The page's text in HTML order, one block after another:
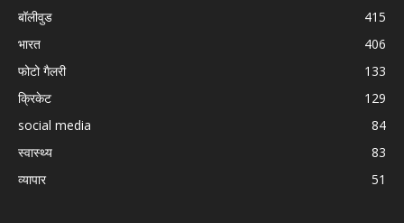
बॉलीवुड
415
भारत
406
फोटो गैलरी
133
क्रिकेट
129
social media
84
स्वास्थ्य
83
व्यापार
51